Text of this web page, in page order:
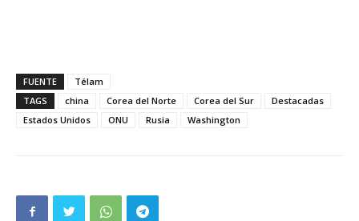
FUENTE
Télam
TAGS
china Corea del Norte Corea del Sur
Destacadas
Estados Unidos
ONU Rusia Washington